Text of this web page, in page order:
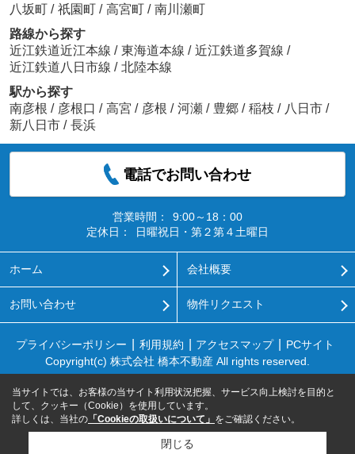
八坂町 / 祇園町 / 高宮町 / 南川瀬町
路線から探す
近江鉄道近江本線 / 東海道本線 / 近江鉄道多賀線 /
近江鉄道八日市線 / 北陸本線
駅から探す
南彦根 / 彦根口 / 高宮 / 彦根 / 河瀬 / 豊郷 / 稲枝 / 八日市 /
新八日市 / 長浜
電話でお問い合わせ
営業時間：
9:00～18：00
定休日：
日曜祝日・第２第４土曜日
ホーム 会社概要
お問い合わせ 物件リクエスト
プライバシーポリシー 利用規約 アクセスマップ
PCサイト
Copyright(c) 株式会社 橋本不動産 All rights reserved.
当サイトでは、お客様の当サイト利用状況把握、サービス向上検討を目的と
して、クッキー（Cookie）を使用しています。
詳しくは、当社の 「Cookieの取扱いについて」 をご確認ください。
閉じる